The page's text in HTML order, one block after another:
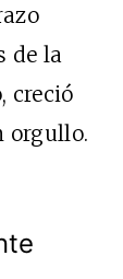
de la
creció
orgullo.